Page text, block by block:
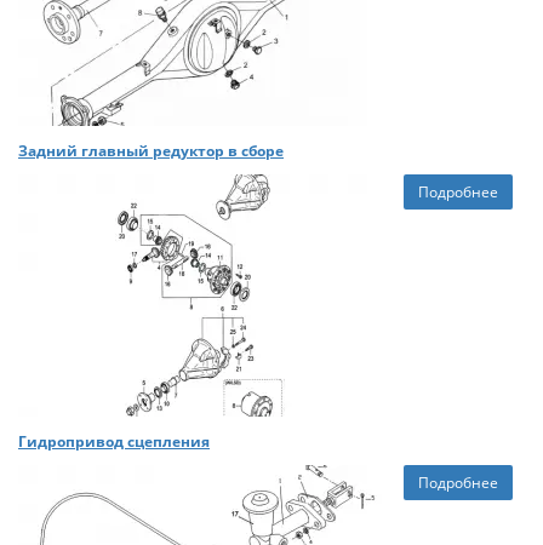
Задний главный редуктор в сборе
Подробнее
Гидропривод сцепления
Подробнее